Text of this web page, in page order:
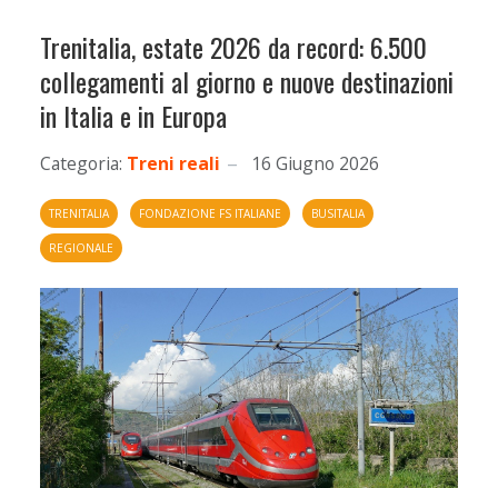
Trenitalia, estate 2026 da record: 6.500
collegamenti al giorno e nuove destinazioni
in Italia e in Europa
Categoria: Treni reali 16 Giugno 2026
TRENITALIA FONDAZIONE FS ITALIANE BUSITALIA
REGIONALE